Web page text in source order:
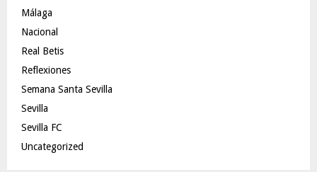
Málaga
Nacional
Real Betis
Reflexiones
Semana Santa Sevilla
Sevilla
Sevilla FC
Uncategorized